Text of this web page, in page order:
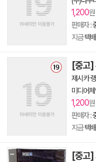
1,200
판매자 :
지금택배
[중고]
제시카 랭
미디어
1,200
판매자 :
지금택배
[중고]